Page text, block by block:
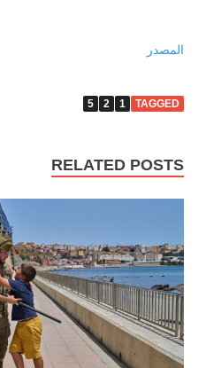
المصدر
TAGGED
1
2
5
RELATED POSTS